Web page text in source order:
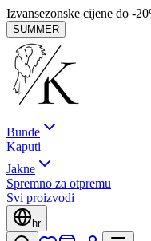
Izvansezonske cijene do -
SUMMER
Bunde
Kaputi
Jakne
Spremno za otpremu
Svi proizvodi
hr